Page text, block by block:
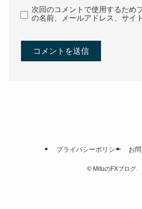
次回のコメントで使用するため
の名前、メールアドレス、サイ
プライバシーポリシー お
©MituのFXブログ.